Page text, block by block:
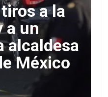
a la
a un
alcaldesa
México